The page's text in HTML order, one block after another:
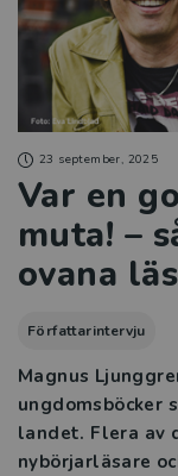
23 september, 2025
Var en
muta! –
ovana
Författarintervju
Magnus
ungdomsböcker
landet. Flera av
nybörjarläsare